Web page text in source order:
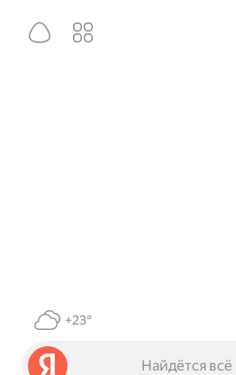
+23°
Найдётся всё